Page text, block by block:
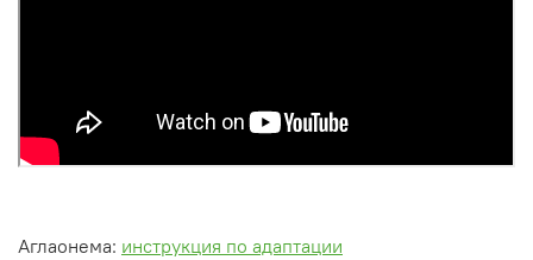
Аглаонема: инструкция по адаптации